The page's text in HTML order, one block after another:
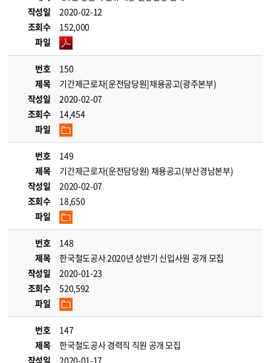
작성일
2020-02-12
조회수
152,000
파일
번호
150
제목
기간제근로자[운전담당원]채용공고(광주본부)
작성일
2020-02-07
조회수
14,454
파일
번호
149
제목
기간제근로자(운전담당원) 채용공고(부산경남본부)
작성일
2020-02-07
조회수
18,650
파일
번호
148
제목
한국철도공사 2020년 상반기 신입사원 공개 모집
작성일
2020-01-23
조회수
520,592
파일
번호
147
제목
한국철도공사 경력직 직원 공개 모집
작성일
2020-01-17